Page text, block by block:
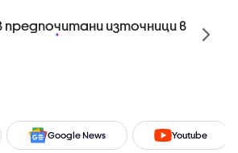
предпочитани източници в
Google News Youtube